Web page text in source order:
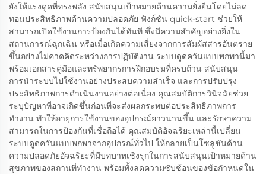
ยังให้แรงดูดที่ทรงพลัง สนับสนุนเป้าหมายด้านความยั่งยืนโดยไม่ลด
ทอนประสิทธิภาพด้านความปลอดภัย ฟังก์ชัน quick-start ช่วยให้
สามารถเปิดใช้งานการป้องกันได้ทันที ซึ่งมีความสำคัญอย่างยิ่งใน
สถานการณ์ฉุกเฉิน หรือเมื่อเกิดความเสี่ยงจากการสัมผัสสารอันตราย
ขึ้นอย่างไม่คาดคิดระหว่างการปฏิบัติงาน ระบบดูดควันแบบพกพานี้มา
พร้อมเอกสารคู่มือและทรัพยากรการฝึกอบรมที่ครบถ้วน สนับสนุน
การนำระบบไปใช้งานอย่างประสบความสำเร็จ และการปรับปรุง
ประสิทธิภาพการดำเนินงานอย่างต่อเนื่อง คุณสมบัติการวินิจฉัยช่วย
ระบุปัญหาที่อาจเกิดขึ้นก่อนที่จะส่งผลกระทบต่อประสิทธิภาพการ
ทำงาน ทำให้อายุการใช้งานของอุปกรณ์ยาวนานขึ้น และรักษาความ
สามารถในการป้องกันที่เชื่อถือได้ คุณสมบัติอัจฉริยะเหล่านี้เปลี่ยน
ระบบดูดควันแบบพกพาจากอุปกรณ์ทั่วไป ให้กลายเป็นโซลูชันด้าน
ความปลอดภัยอัจฉริยะที่มีบทบาทเชิงรุกในการสนับสนุนเป้าหมายด้าน
สุขภาพของสถานที่ทำงาน พร้อมทั้งลดความซับซ้อนของข้อกำหนดใน